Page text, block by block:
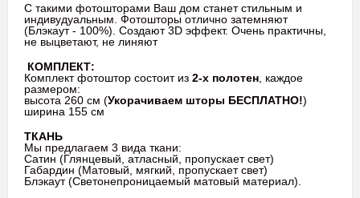
С такими фотошторами Ваш дом станет стильным и
индивудуальным. Фотошторы отлично затемняют
(Блэкаут - 100%). Создают 3D эффект. Очень практичны,
не выцветают, не линяют
КОМПЛЕКТ:
Комплект фотоштор состоит из 2-х полотен , каждое
размером:
высота 260 см (Укорачиваем шторы БЕСПЛАТНО!)
ширина 155 см
ТКАНЬ
Мы предлагаем 3 вида ткани:
Сатин (Глянцевый, атласный, пропускает свет)
Габардин (Матовый, мягкий, пропускает свет)
Блэкаут (Светонепроницаемый матовый материал).